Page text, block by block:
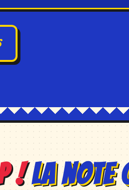
!La note